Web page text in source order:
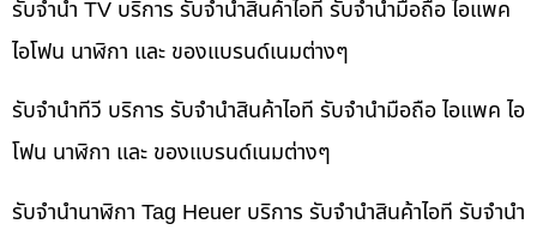
รับจำนำ TV บริการ รับจำนำสินค้าไอที รับจำนำมือถือ ไอแพค
ไอโฟน นาฬิกา และ ของแบรนด์เนมต่างๆ
รับจำนำทีวี บริการ รับจำนำสินค้าไอที รับจำนำมือถือ ไอแพค ไอ
โฟน นาฬิกา และ ของแบรนด์เนมต่างๆ
รับจำนำนาฬิกา Tag Heuer บริการ รับจำนำสินค้าไอที รับจำนำ